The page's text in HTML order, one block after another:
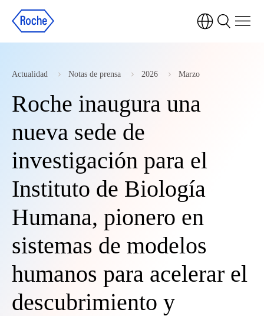
Actualidad Notas de prensa 2026 Marzo
Roche inaugura una
nueva sede de
investigación para el
Instituto de Biología
Humana, pionero en
sistemas de modelos
humanos para acelerar el
descubrimiento y